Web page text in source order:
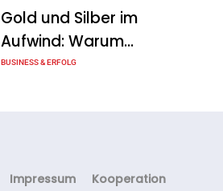
Gold und Silber im
Aufwind: Warum
Edelmetalle als sicherer
BUSINESS & ERFOLG
Unternehmer kennen sollte
Impressum Kooperation